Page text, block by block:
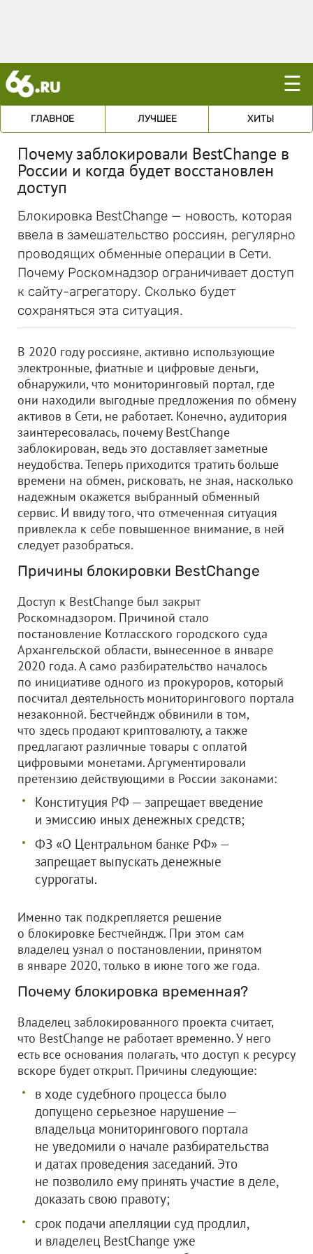
☰
ГЛАВНОЕ ЛУЧШЕЕ ХИТЫ
Почему заблокировали BestChange в
России и когда будет восстановлен
доступ
Блокировка BestChange — новость, которая
ввела в замешательство россиян, регулярно
проводящих обменные операции в Сети.
Почему Роскомнадзор ограничивает доступ
к сайту-агрегатору. Сколько будет
сохраняться эта ситуация.
В 2020 году россияне, активно использующие
электронные, фиатные и цифровые деньги,
обнаружили, что мониторинговый портал, где
они находили выгодные предложения по обмену
активов в Сети, не работает. Конечно, аудитория
заинтересовалась, почему BestChange
заблокирован, ведь это доставляет заметные
неудобства. Теперь приходится тратить больше
времени на обмен, рисковать, не зная, насколько
надежным окажется выбранный обменный
сервис. И ввиду того, что отмеченная ситуация
привлекла к себе повышенное внимание, в ней
следует разобраться.
Причины блокировки BestChange
Доступ к BestChange был закрыт
Роскомнадзором. Причиной стало
постановление Котласского городского суда
Архангельской области, вынесенное в январе
2020 года. А само разбирательство началось
по инициативе одного из прокуроров, который
посчитал деятельность мониторингового портала
незаконной. Бестчейндж обвинили в том,
что здесь продают криптовалюту, а также
предлагают различные товары с оплатой
цифровыми монетами. Аргументировали
претензию действующими в России законами:
Конституция РФ — запрещает введение
и эмиссию иных денежных средств;
ФЗ «О Центральном банке РФ» —
запрещает выпускать денежные
суррогаты.
Именно так подкрепляется решение
о блокировке Бестчейндж. При этом сам
владелец узнал о постановлении, принятом
в январе 2020, только в июне того же года.
Почему блокировка временная?
Владелец заблокированного проекта считает,
что BestChange не работает временно. У него
есть все основания полагать, что доступ к ресурсу
вскоре будет открыт. Причины следующие:
в ходе судебного процесса было
допущено серьезное нарушение —
владельца мониторингового портала
не уведомили о начале разбирательства
и датах проведения заседаний. Это
не позволило ему принять участие в деле,
доказать свою правоту;
срок подачи апелляции суд продлил,
и владелец BestChange уже